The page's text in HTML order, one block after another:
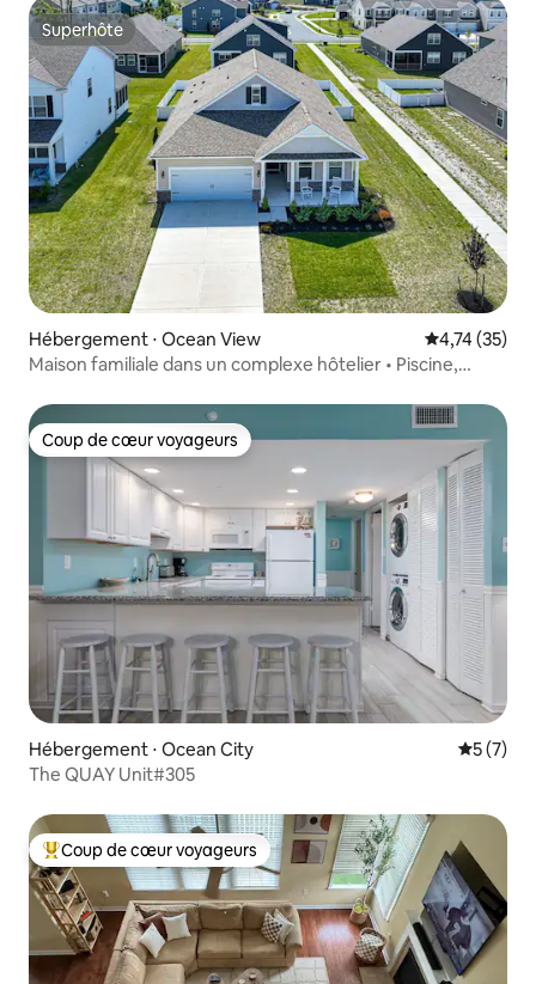
Superhôte
Superhôte
Hébergement ⋅ Ocean View Évaluation
4,74 (35)
Maison familiale dans un complexe hôtelier • Piscine,
Coup de cœur voyageurs
Coup de cœur voyageurs
Hébergement ⋅ Ocean City
5 (7)
The QUAY Unit#305
Coups de cœur voyageurs les plus appréciés
Coup de cœur voyageurs